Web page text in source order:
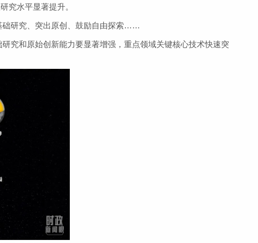
究水平显著提升。
础研究、突出原创、鼓励自由探索……
究和原始创新能力要显著增强，重点领域关键核心技术快速突